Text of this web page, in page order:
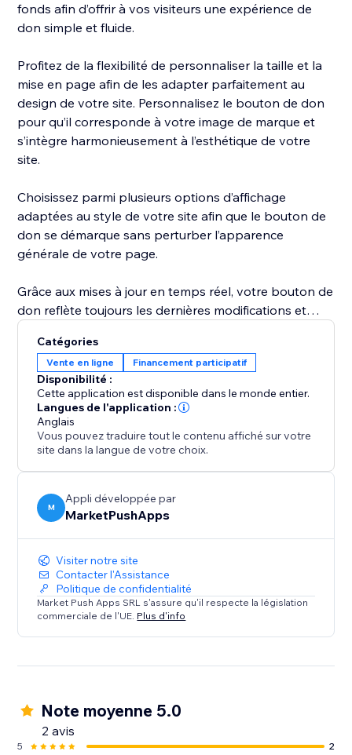
fonds afin d’offrir à vos visiteurs une expérience de
don simple et fluide.
Profitez de la flexibilité de personnaliser la taille et la
mise en page afin de les adapter parfaitement au
design de votre site. Personnalisez le bouton de don
pour qu’il corresponde à votre image de marque et
s’intègre harmonieusement à l’esthétique de votre
site.
Choisissez parmi plusieurs options d’affichage
adaptées au style de votre site afin que le bouton de
don se démarque sans perturber l’apparence
générale de votre page.
Grâce aux mises à jour en temps réel, votre bouton de
don reflète toujours les dernières modifications et
Catégories
Vente en ligne Financement participatif
Disponibilité :
Cette application est disponible dans le monde entier.
Langues de l'application :
Anglais
Vous pouvez traduire tout le contenu affiché sur votre
site dans la langue de votre choix.
M
Appli développée par
MarketPushApps
Visiter notre site
Contacter l'Assistance
Politique de confidentialité
Market Push Apps SRL s'assure qu'il respecte la législation
commerciale de l'UE. Plus d'info
Note moyenne 5.0
2 avis
5
2